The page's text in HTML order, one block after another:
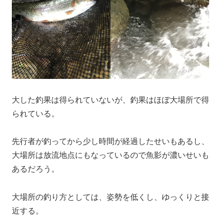
大した釣果は得られていないが、釣果はほぼ大場所で得
られている。
先行者が釣ってから少し時間が経過したせいもあるし、
大場所は放流地点にもなっているので魚影が濃いせいも
あるだろう。
大場所の釣り方としては、姿勢を低くし、ゆっくりと接
近する。